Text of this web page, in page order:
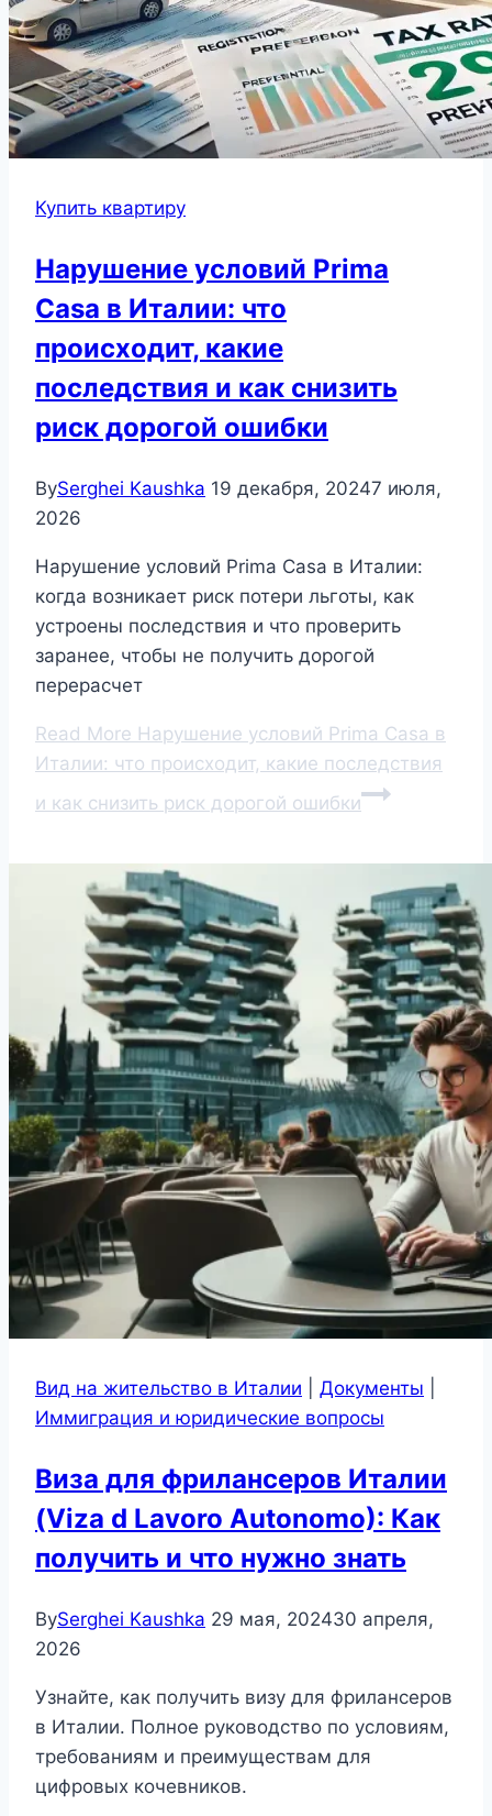
Купить квартиру
Нарушение условий Prima
Casa в Италии: что
происходит, какие
последствия и как снизить
риск дорогой ошибки
BySerghei Kaushka 19 декабря, 20247 июля,
2026
Нарушение условий Prima Casa в Италии:
когда возникает риск потери льготы, как
устроены последствия и что проверить
заранее, чтобы не получить дорогой
перерасчет
Read More Нарушение условий Prima Casa в
Италии: что происходит, какие последствия
и как снизить риск дорогой ошибки
Вид на жительство в Италии Документы
Иммиграция и юридические вопросы
Виза для фрилансеров Италии
(Viza d Lavoro Autonomo): Как
получить и что нужно знать
BySerghei Kaushka 29 мая, 202430 апреля,
2026
Узнайте, как получить визу для фрилансеров
в Италии. Полное руководство по условиям,
требованиям и преимуществам для
цифровых кочевников.